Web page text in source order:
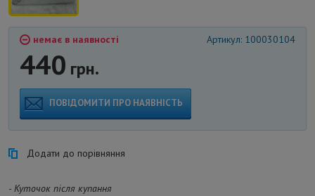
немає в наявності Артикул: 100030104
440 грн.
ПОВІДОМИТИ ПРО НАЯВНІСТЬ
Додати до порівняння
- Куточок після купання